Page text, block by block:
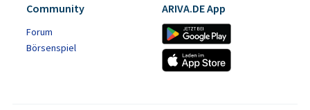
Community
Forum
Börsenspiel
ARIVA.DE App